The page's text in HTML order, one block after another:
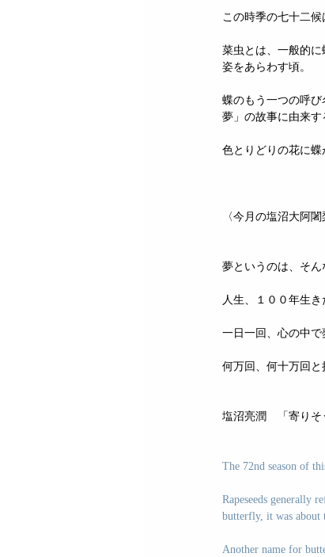
この時季の七十二
菜虫とは、一般的
姿をあらわす頃。
蝶のもう一つの呼
夢」の故事に由来す
色とりどりの花に蝶
〈今月の塩沼大阿闍
夢というのは、そん
人生、１００年生
一日一回、心の中で
何万回、何十万回と
塩沼亮潤　「寄りそ
The 72nd season of
Rapeseeds generally
butterfly, it was about
Another name for